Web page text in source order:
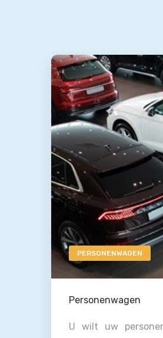
PERSONENWAGEN
Personenwagen
U wilt uw